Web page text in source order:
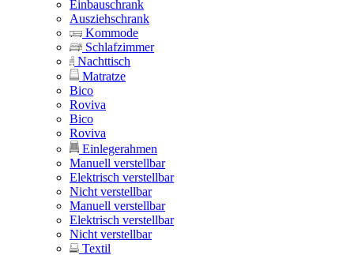
Einbauschrank
Ausziehschrank
Kommode
Schlafzimmer
Nachttisch
Matratze
Bico
Roviva
Bico
Roviva
Einlegerahmen
Manuell verstellbar
Elektrisch verstellbar
Nicht verstellbar
Manuell verstellbar
Elektrisch verstellbar
Nicht verstellbar
Textil